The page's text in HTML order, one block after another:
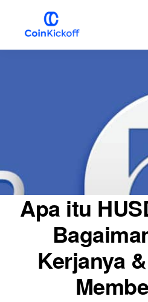
konten
KICKOFF
Apa itu
Kerjanya